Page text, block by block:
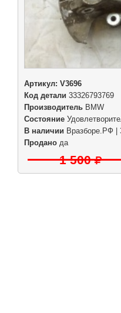
Артикул: V3696
Код детали 33326793769
Производитель BMW
Состояние
В наличии Вразборе.РФ |
Продано да
1 500